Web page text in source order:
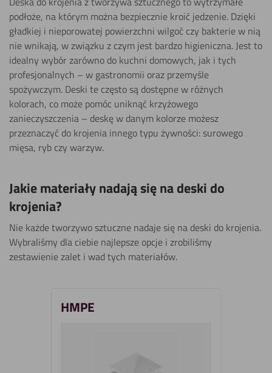
podłoże, na którym można bezpiecznie kroić jedzenie. Dzięki
gładkiej i nieporowatej powierzchni wilgoć czy bakterie w nią
nie wnikają, w związku z czym jest bardzo higieniczna. Jest to
idealny wybór zarówno do kuchni domowych, jak i tych
profesjonalnych – w gastronomii oraz przemyśle
spożywczym. Deski te często są dostępne w różnych
kolorach, co może pomóc uniknąć krzyżowego
zanieczyszczenia – deskę w danym kolorze możesz
przeznaczyć do krojenia innego typu żywności: surowego
mięsa, ryb czy warzyw.
Jakie materiały nadają się na deski do
krojenia?
Nie każde tworzywo sztuczne nadaje się na deski do krojenia.
Wybraliśmy dla ciebie najlepsze opcje i zrobiliśmy
zestawienie zalet i wad tych materiałów.
HMPE